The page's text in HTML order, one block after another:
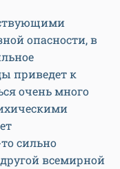
опасности, в
приведет к
очень много
сильно
всемирной